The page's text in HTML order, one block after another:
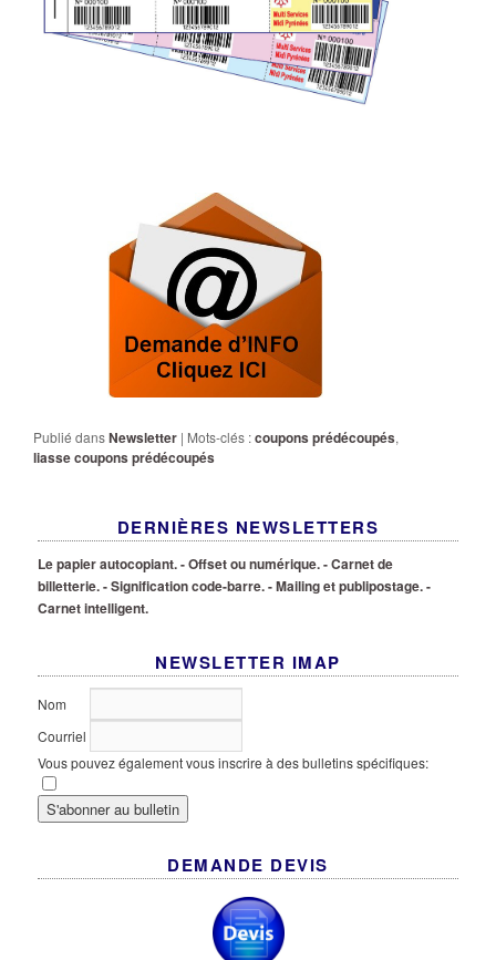
Publié dansNewsletter | Mots-clés :coupons prédécoupés,
liasse coupons prédécoupés
DERNIÈRES NEWSLETTERS
Le papier autocopiant.- Offset ou numérique.- Carnet de
billetterie.- Signification code-barre.- Mailing et publipostage.-
Carnet intelligent.
NEWSLETTER IMAP
Nom
Courriel
Vous pouvez également vous inscrire à des bulletins spécifiques:
DEMANDE DEVIS